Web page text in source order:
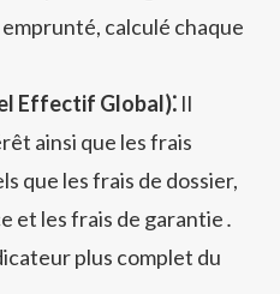
calculé chaque
Effectif Global)⁚ Il
ainsi que les frais
que les frais de dossier,
et les frais de garantie․
plus complet du